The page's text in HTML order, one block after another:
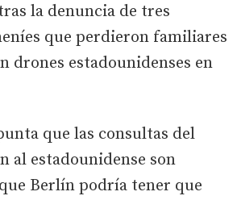
la denuncia de tres
que perdieron familiares
drones estadounidenses en
que las consultas del
al estadounidense son
Berlín podría tener que